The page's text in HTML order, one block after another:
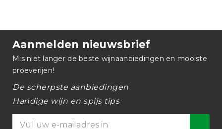
Aanmelden nieuwsbrief
Mis niet langer de beste wijnaanbiedingen en mooiste
proeverijen!
De scherpste aanbiedingen
Handige wijn en spijs tips